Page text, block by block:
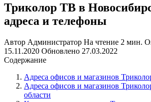
Триколор ТВ в
адреса и телефоны
Автор Администратор На чтение 2 мин.
15.11.2020 Обновлено 27.03.2022
Содержание
Адреса офисов и магазинов
Адреса офисов и магазинов
области